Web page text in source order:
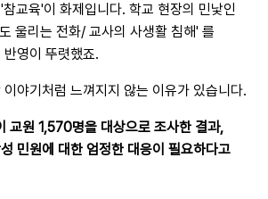
교육'이 화제입니다. 학교 현장의 민낯인
울리는 전화/ 교사의 사생활 침해' 를
영이 뚜렷했죠.
야기처럼 느껴지지 않는 이유가 있습니다.
교원 1,570명을 대상으로 조사한 결과,
민원에 대한 엄정한 대응이 필요하다고